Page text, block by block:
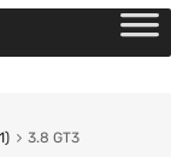
3.8 GT3